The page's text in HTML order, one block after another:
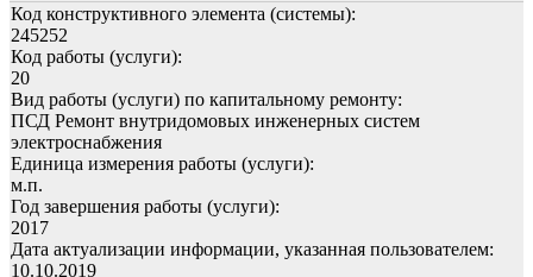
Код конструктивного элемента (системы):
245252
Код работы (услуги):
20
Вид работы (услуги) по капитальному ремонту:
ПСД Ремонт внутридомовых инженерных систем
электроснабжения
Единица измерения работы (услуги):
м.п.
Год завершения работы (услуги):
2017
Дата актуализации информации, указанная пользователем:
10.10.2019